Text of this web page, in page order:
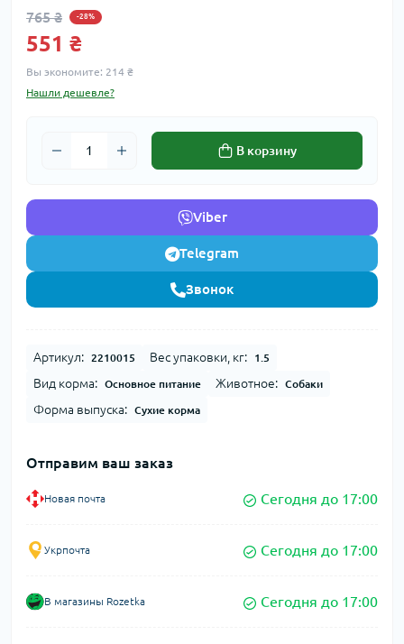
765 ₴ -28%
551 ₴
Вы экономите: 214 ₴
Нашли дешевле?
В корзину
Viber
Telegram
Звонок
Артикул: 2210015 Вес упаковки, кг: 1.5
Вид корма: Основное питание Животное: Собаки
Форма выпуска: Сухие корма
Отправим ваш заказ
Новая почта Сегодня до 17:00
Укрпочта Сегодня до 17:00
В магазины Rozetka Сегодня до 17:00